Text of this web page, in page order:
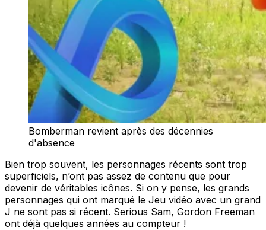
Bomberman revient après des décennies
d'absence
Bien trop souvent, les personnages récents sont trop
superficiels, n’ont pas assez de contenu que pour
devenir de véritables icônes. Si on y pense, les grands
personnages qui ont marqué le Jeu vidéo avec un grand
J ne sont pas si récent. Serious Sam, Gordon Freeman
ont déjà quelques années au compteur !